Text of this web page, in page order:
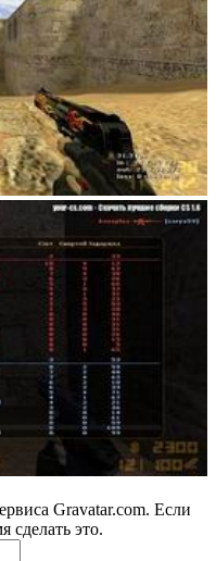
Gravatar.com. Если
сделать это.